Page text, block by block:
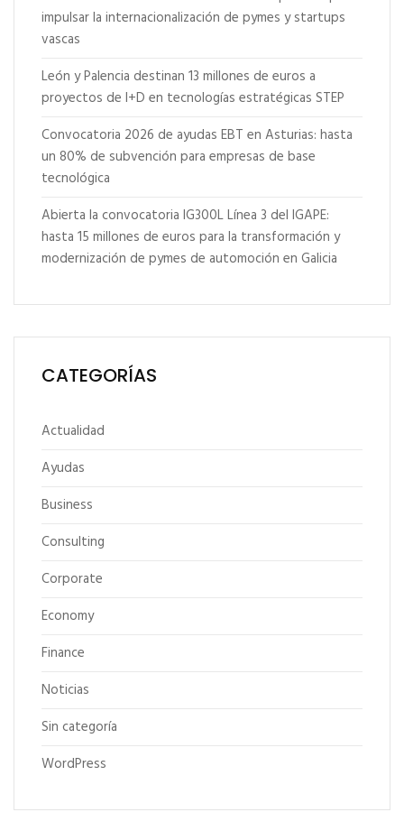
impulsar la internacionalización de pymes y startups
vascas
León y Palencia destinan 13 millones de euros a
proyectos de I+D en tecnologías estratégicas STEP
Convocatoria 2026 de ayudas EBT en Asturias: hasta
un 80% de subvención para empresas de base
tecnológica
Abierta la convocatoria IG300L Línea 3 del IGAPE:
hasta 15 millones de euros para la transformación y
modernización de pymes de automoción en Galicia
CATEGORÍAS
Actualidad
Ayudas
Business
Consulting
Corporate
Economy
Finance
Noticias
Sin categoría
WordPress